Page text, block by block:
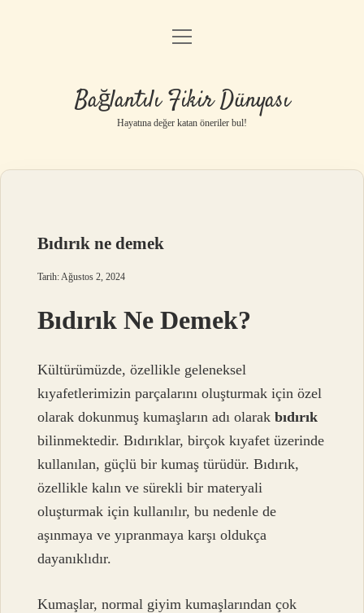
Anasayfa
Yasal Uyarı
menüyü
Bağlantılı Fikir Dünyası
Hayatına değer katan öneriler bul!
Bıdırık ne demek
Tarih: Ağustos 2, 2024
Bıdırık Ne Demek?
Kültürümüzde, özellikle geleneksel
kıyafetlerimizin parçalarını oluşturmak için özel
olarak dokunmuş kumaşların adı olarakbıdırık
bilinmektedir. Bıdırıklar, birçok kıyafet üzerinde
kullanılan, güçlü bir kumaş türüdür. Bıdırık,
özellikle kalın ve sürekli bir materyali
oluşturmak için kullanılır, bu nedenle de
aşınmaya ve yıpranmaya karşı oldukça
dayanıklıdır.
Kumaşlar, normal giyim kumaşlarından çok